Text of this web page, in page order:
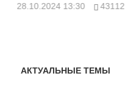
28.10.2024 13:30 43112
АКТУАЛЬНЫЕ ТЕМЫ